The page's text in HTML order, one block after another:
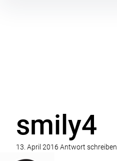
smily4
13. April 2016 Antwort schreiben